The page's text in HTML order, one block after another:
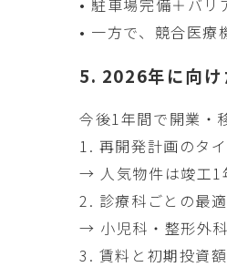
• 駐車場完備＋バリ
• 一方で、競合医療
5. 2026年に向け
今後1年間で開業・
1. 再開発計画のタ
→ 人気物件は竣工1
2. 診療科ごとの最
→ 小児科・整形外
3. 賃料と初期投資